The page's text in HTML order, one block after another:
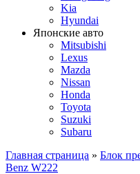
Kia
Hyundai
Японские авто
Mitsubishi
Lexus
Mazda
Nissan
Honda
Toyota
Suzuki
Subaru
Главная страница » Блок
Benz W222